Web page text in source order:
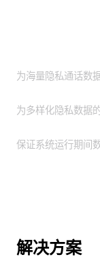
为海量隐私通话数
为多样化隐私数
保证系统运行期间
解决方案